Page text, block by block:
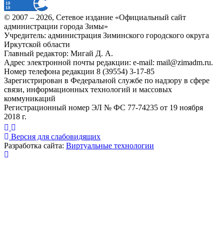
© 2007 – 2026, Сетевое издание «Официальный сайт
администрации города Зимы»
Учредитель: администрация Зиминского городского округа
Иркутской области
Главный редактор: Мигай Д. А.
Адрес электронной почты редакции: e-mail: mail@zimadm.ru.
Номер телефона редакции 8 (39554) 3-17-85
Зарегистрирован в Федеральной службе по надзору в сфере
связи, информационных технологий и массовых
коммуникаций
Регистрационный номер ЭЛ № ФС 77-74235 от 19 ноября
2018 г.
Версия для слабовидящих
Разработка сайта: Виртуальные технологии